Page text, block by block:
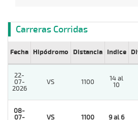
Carreras Corridas
Fecha Hipódromo Distancia Indice
22-
07-
2026
VS 1100
14 al
10
08-
07-
VS 1100 9 al 6